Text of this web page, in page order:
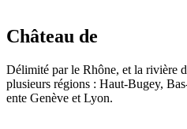
Château de
Délimité par le Rhône, et la rivière
plusieurs régions : Haut-Bugey,
ente Genève et Lyon.